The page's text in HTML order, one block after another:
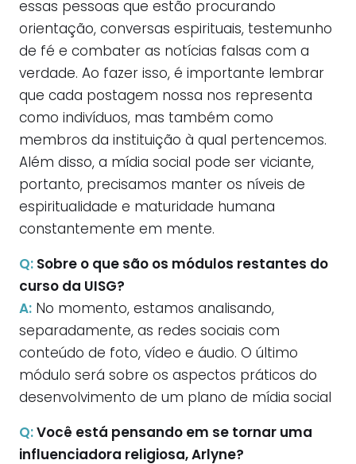
essas pessoas que estão procurando
orientação, conversas espirituais, testemunho
de fé e combater as notícias falsas com a
verdade. Ao fazer isso, é importante lembrar
que cada postagem nossa nos representa
como indivíduos, mas também como
membros da instituição à qual pertencemos.
Além disso, a mídia social pode ser viciante,
portanto, precisamos manter os níveis de
espiritualidade e maturidade humana
constantemente em mente.
Q: Sobre o que são os módulos restantes do
curso da UISG?
A: No momento, estamos analisando,
separadamente, as redes sociais com
conteúdo de foto, vídeo e áudio. O último
módulo será sobre os aspectos práticos do
desenvolvimento de um plano de mídia social
Q: Você está pensando em se tornar uma
influenciadora religiosa, Arlyne?